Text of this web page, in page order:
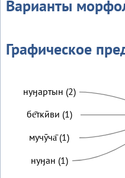
Варианты
Графическое
нуӈартын (2)
бе̄ткӣви (1)
мучӯча̄ (1)
нуӈан (1)